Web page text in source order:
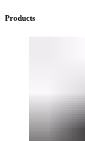
Products